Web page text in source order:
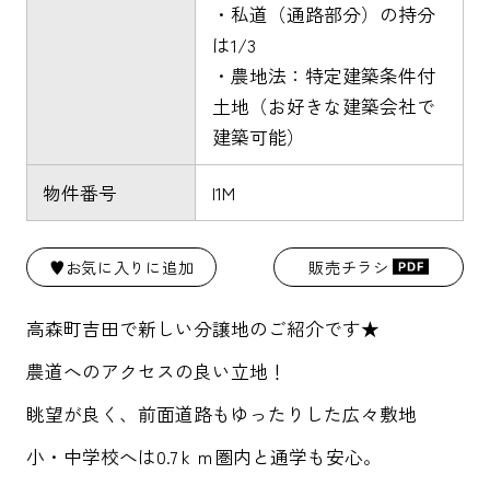
・私道（通路部分）の持分
は1/3
・農地法：特定建築条件付
土地（お好きな建築会社で
建築可能）
物件番号 I1M
♥お気に入りに追加 販売チラシ
高森町吉田で新しい分譲地のご紹介です★
農道へのアクセスの良い立地！
眺望が良く、前面道路もゆったりした広々敷地
小・中学校へは0.7ｋｍ圏内と通学も安心。